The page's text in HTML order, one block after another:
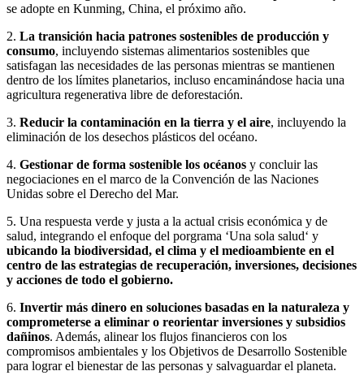
se adopte en Kunming, China, el próximo año.
2. La transición hacia patrones sostenibles de producción y
consumo, incluyendo sistemas alimentarios sostenibles que
satisfagan las necesidades de las personas mientras se mantienen
dentro de los límites planetarios, incluso encaminándose hacia una
agricultura regenerativa libre de deforestación.
3. Reducir la contaminación en la tierra y el aire, incluyendo la
eliminación de los desechos plásticos del océano.
4. Gestionar de forma sostenible los océanos y concluir las
negociaciones en el marco de la Convención de las Naciones
Unidas sobre el Derecho del Mar.
5. Una respuesta verde y justa a la actual crisis económica y de
salud, integrando el enfoque del porgrama ‘Una sola salud‘ y
ubicando la biodiversidad, el clima y el medioambiente en el
centro de las estrategias de recuperación, inversiones, decisiones
y acciones de todo el gobierno.
6. Invertir más dinero en soluciones basadas en la naturaleza y
comprometerse a eliminar o reorientar inversiones y subsidios
dañinos. Además, alinear los flujos financieros con los
compromisos ambientales y los Objetivos de Desarrollo Sostenible
para lograr el bienestar de las personas y salvaguardar el planeta.